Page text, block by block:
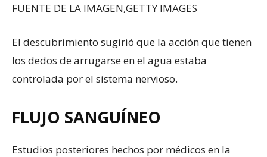
FUENTE DE LA IMAGEN,GETTY IMAGES
El descubrimiento sugirió que la acción que tienen
los dedos de arrugarse en el agua estaba
controlada por el sistema nervioso.
FLUJO SANGUÍNEO
Estudios posteriores hechos por médicos en la